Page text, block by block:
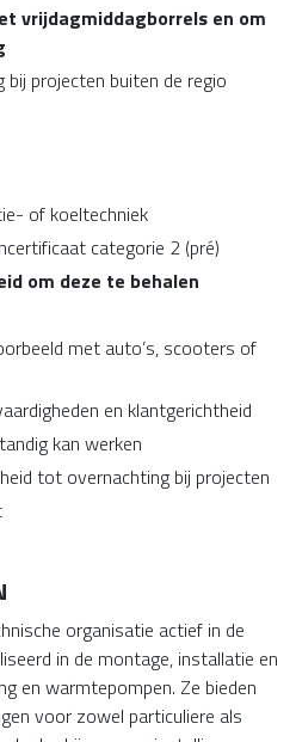
vrijdagmiddagborrels en om
projecten buiten de regio
of koeltechniek
categorie 2 (pré)
om deze te behalen
met auto’s, scooters of
en klantgerichtheid
kan werken
tot overnachting bij projecten
organisatie actief in de
in de montage, installatie en
en warmtepompen. Ze bieden
voor zowel particuliere als